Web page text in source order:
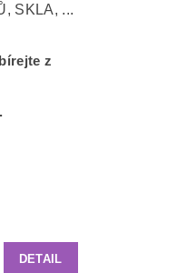
SKLA, ...
z
DETAIL